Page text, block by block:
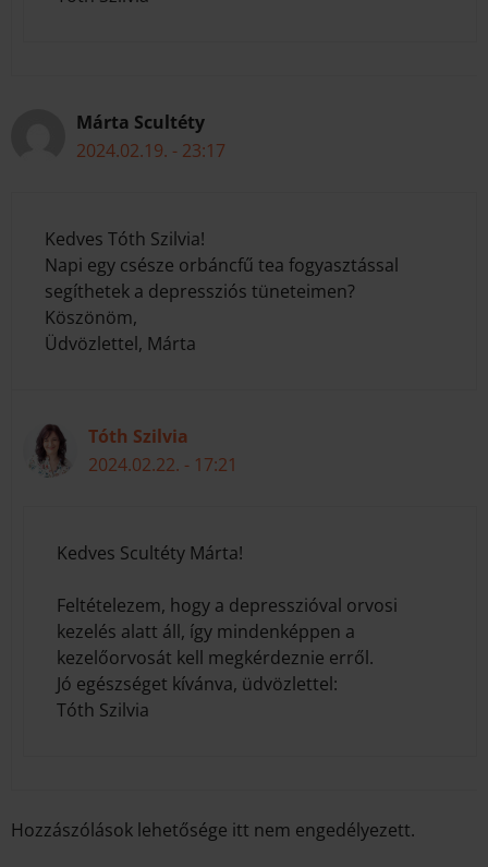
Márta Scultéty
2024.02.19. - 23:17
Kedves Tóth Szilvia!
Napi egy csésze orbáncfű tea fogyasztással
segíthetek a depressziós tüneteimen?
Köszönöm,
Üdvözlettel, Márta
Tóth Szilvia
2024.02.22. - 17:21
Kedves Scultéty Márta!
Feltételezem, hogy a depresszióval orvosi
kezelés alatt áll, így mindenképpen a
kezelőorvosát kell megkérdeznie erről.
Jó egészséget kívánva, üdvözlettel:
Tóth Szilvia
Hozzászólások lehetősége itt nem engedélyezett.